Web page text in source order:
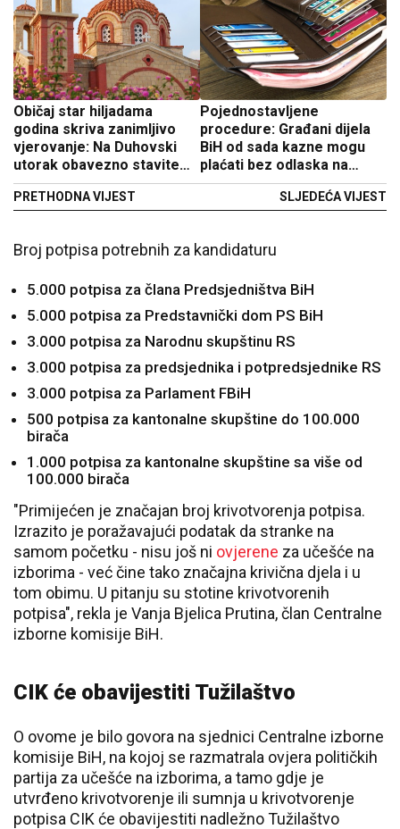
Običaj star hiljadama
godina skriva zanimljivo
vjerovanje: Na Duhovski
utorak obavezno stavite
ovo u džep
PRETHODNA VIJEST
Pojednostavljene
procedure: Građani dijela
BiH od sada kazne mogu
plaćati bez odlaska na
šalter
SLJEDEĆA VIJEST
Broj potpisa potrebnih za kandidaturu
5.000 potpisa za člana Predsjedništva BiH
5.000 potpisa za Predstavnički dom PS BiH
3.000 potpisa za Narodnu skupštinu RS
3.000 potpisa za predsjednika i potpredsjednike RS
3.000 potpisa za Parlament FBiH
500 potpisa za kantonalne skupštine do 100.000
birača
1.000 potpisa za kantonalne skupštine sa više od
100.000 birača
"Primijećen je značajan broj krivotvorenja potpisa.
Izrazito je poražavajući podatak da stranke na
samom početku - nisu još ni ovjerene za učešće na
izborima - već čine tako značajna krivična djela i u
tom obimu. U pitanju su stotine krivotvorenih
potpisa", rekla je Vanja Bjelica Prutina, član Centralne
izborne komisije BiH.
CIK će obavijestiti Tužilaštvo
O ovome je bilo govora na sjednici Centralne izborne
komisije BiH, na kojoj se razmatrala ovjera političkih
partija za učešće na izborima, a tamo gdje je
utvrđeno krivotvorenje ili sumnja u krivotvorenje
potpisa CIK će obavijestiti nadležno Tužilaštvo